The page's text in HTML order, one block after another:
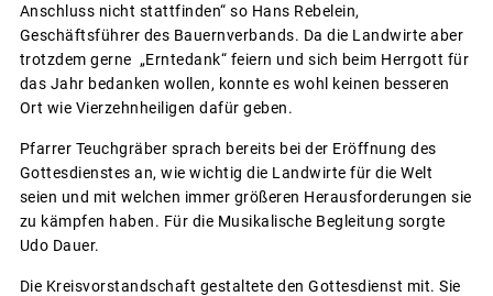
Anschluss nicht stattfinden“ so Hans Rebelein,
Geschäftsführer des Bauernverbands. Da die Landwirte aber
trotzdem gerne „Erntedank“ feiern und sich beim Herrgott für
das Jahr bedanken wollen, konnte es wohl keinen besseren
Ort wie Vierzehnheiligen dafür geben.
Pfarrer Teuchgräber sprach bereits bei der Eröffnung des
Gottesdienstes an, wie wichtig die Landwirte für die Welt
seien und mit welchen immer größeren Herausforderungen sie
zu kämpfen haben. Für die Musikalische Begleitung sorgte
Udo Dauer.
Die Kreisvorstandschaft gestaltete den Gottesdienst mit. Sie